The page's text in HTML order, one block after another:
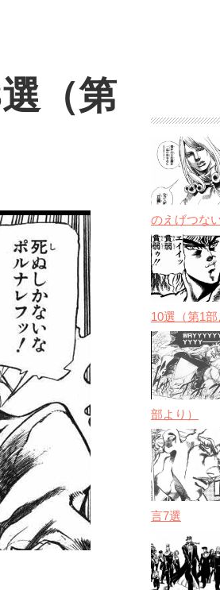
（第
のえげつな
10選（第1部
部より）
言7選